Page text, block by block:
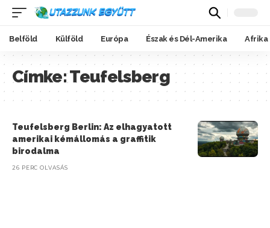
Belföld Külföld Európa Észak és Dél-Amerika Afrika
Címke:Teufelsberg
Teufelsberg Berlin: Az elhagyatott
amerikai kémállomás a graffitik
birodalma
26 PERC OLVASÁS